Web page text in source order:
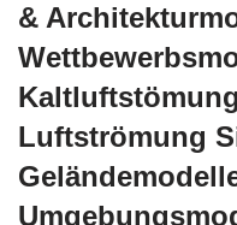
&
Luftströmung